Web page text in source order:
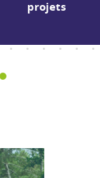
projets